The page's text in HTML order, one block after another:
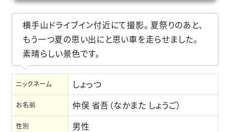
横手山ドライブイン付近にて撮影。 夏祭りのあと、
もう一つ夏の思い出にと思い車を走らせました。
素晴らしい景色です。
ニックネーム しょっつ
お名前 仲俣 省吾（なかまた しょうご）
性別 男性